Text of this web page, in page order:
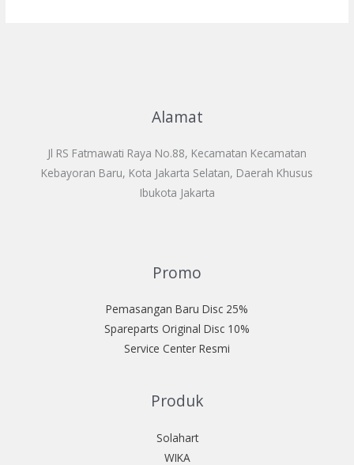
Alamat
Jl RS Fatmawati Raya No.88, Kecamatan Kecamatan
Kebayoran Baru, Kota Jakarta Selatan, Daerah Khusus
Ibukota Jakarta
Promo
Pemasangan Baru Disc 25%
Spareparts Original Disc 10%
Service Center Resmi
Produk
Solahart
WIKA